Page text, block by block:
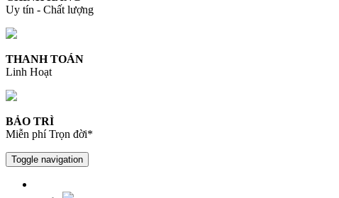
Uy tín - Chất lượng
THANH TOÁN
Linh Hoạt
BẢO TRÌ
Miễn phí Trọn đời*
Toggle navigation